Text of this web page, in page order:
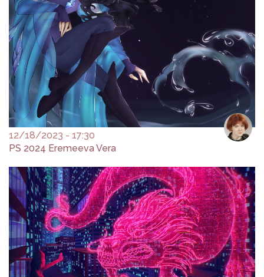
12/18/2023 - 17:30
PS 2024 Eremeeva Vera